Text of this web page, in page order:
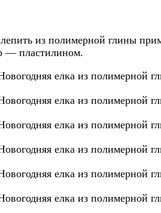
из полимерной глины
— пластилином.